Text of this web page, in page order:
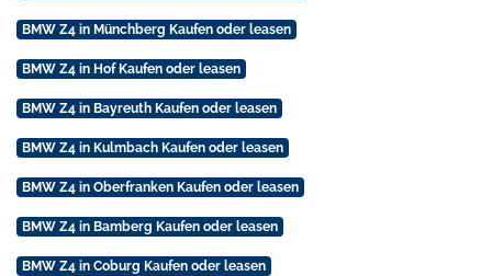
BMW Z4 in Münchberg Kaufen oder leasen
BMW Z4 in Hof Kaufen oder leasen
BMW Z4 in Bayreuth Kaufen oder leasen
BMW Z4 in Kulmbach Kaufen oder leasen
BMW Z4 in Oberfranken Kaufen oder leasen
BMW Z4 in Bamberg Kaufen oder leasen
BMW Z4 in Coburg Kaufen oder leasen